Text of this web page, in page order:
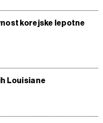
korejske lepotne
Louisiane